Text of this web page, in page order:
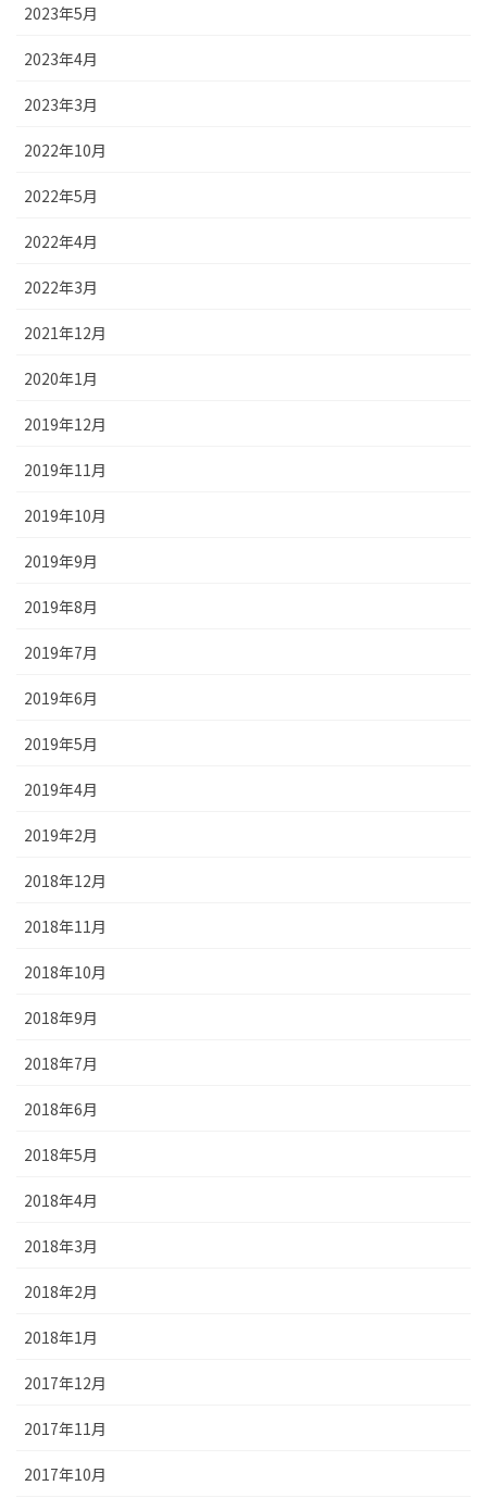
2023年5月
2023年4月
2023年3月
2022年10月
2022年5月
2022年4月
2022年3月
2021年12月
2020年1月
2019年12月
2019年11月
2019年10月
2019年9月
2019年8月
2019年7月
2019年6月
2019年5月
2019年4月
2019年2月
2018年12月
2018年11月
2018年10月
2018年9月
2018年7月
2018年6月
2018年5月
2018年4月
2018年3月
2018年2月
2018年1月
2017年12月
2017年11月
2017年10月